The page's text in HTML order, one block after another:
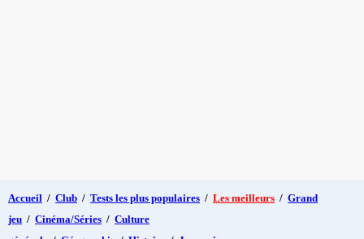
Accueil / Club / Tests les plus populaires / Les meilleurs / Grand
jeu / Cinéma/Séries / Culture